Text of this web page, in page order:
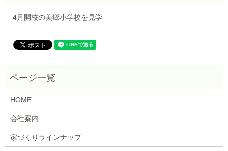
4月開校の美郷小学校を見学
HOME
会社案内
家づくりラインナップ